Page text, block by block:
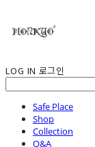
LOG IN 로그인
Safe Place
Shop
Collection
Q&A